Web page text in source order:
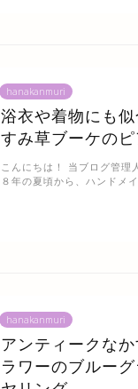
hanakanmuri
浴衣や着物にも
すみ草ブーケの
こんにちは！ 当ブログ管
８年の夏頃から、ハンドメ
hanakanmuri
アンティークな
ラワーのブルー